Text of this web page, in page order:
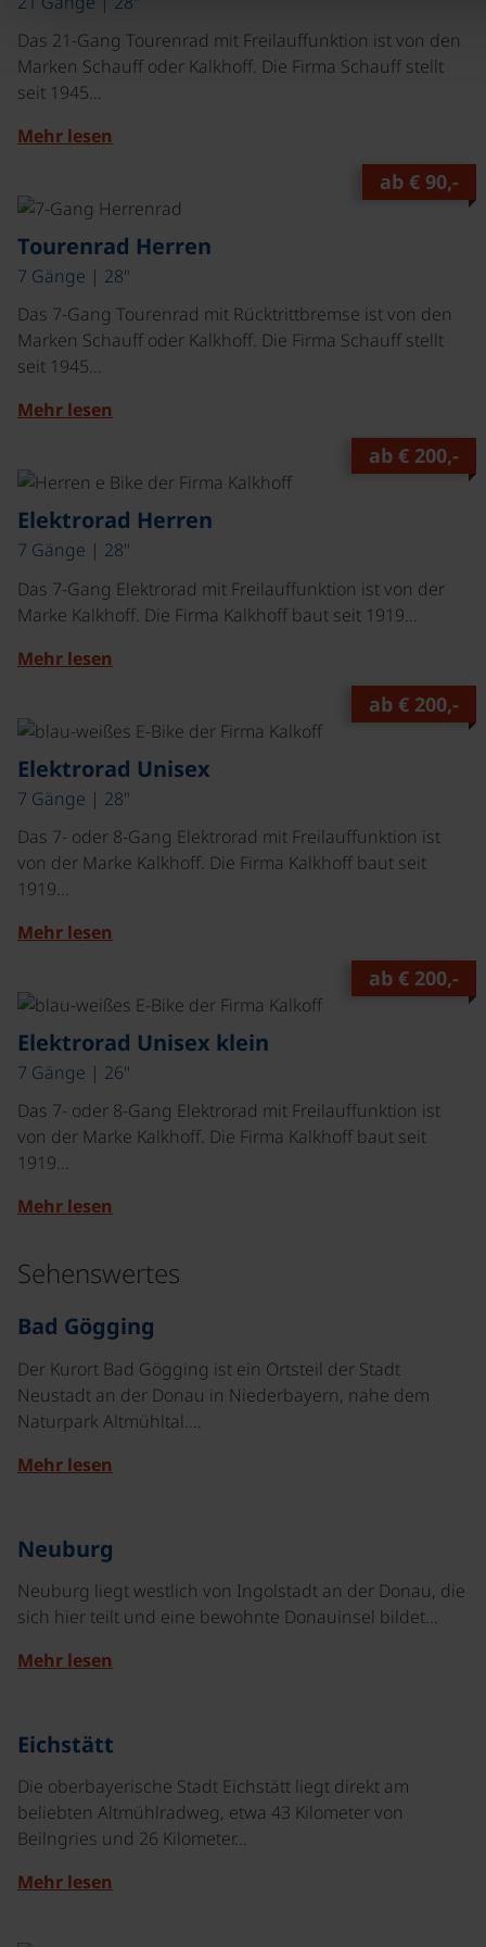
Das 21-Gang Tourenrad mit Freilauffunktion ist von den
Marken Schauff oder Kalkhoff. Die Firma Schauff stellt
seit 1945…
Mehr lesen
ab € 90,-
Tourenrad Herren
7 Gänge | 28"
Das 7-Gang Tourenrad mit Rücktrittbremse ist von den
Marken Schauff oder Kalkhoff. Die Firma Schauff stellt
seit 1945…
Mehr lesen
ab € 200,-
Elektrorad Herren
7 Gänge | 28"
Das 7-Gang Elektrorad mit Freilauffunktion ist von der
Marke Kalkhoff. Die Firma Kalkhoff baut seit 1919…
Mehr lesen
ab € 200,-
Elektrorad Unisex
7 Gänge | 28"
Das 7- oder 8-Gang Elektrorad mit Freilauffunktion ist
von der Marke Kalkhoff. Die Firma Kalkhoff baut seit
1919…
Mehr lesen
ab € 200,-
Elektrorad Unisex klein
7 Gänge | 26"
Das 7- oder 8-Gang Elektrorad mit Freilauffunktion ist
von der Marke Kalkhoff. Die Firma Kalkhoff baut seit
1919…
Mehr lesen
Sehenswertes
Bad Gögging
Der Kurort Bad Gögging ist ein Ortsteil der Stadt
Neustadt an der Donau in Niederbayern, nahe dem
Naturpark Altmühltal.…
Mehr lesen
Neuburg
Neuburg liegt westlich von Ingolstadt an der Donau, die
sich hier teilt und eine bewohnte Donauinsel bildet…
Mehr lesen
Eichstätt
Die oberbayerische Stadt Eichstätt liegt direkt am
beliebten Altmühlradweg, etwa 43 Kilometer von
Beilngries und 26 Kilometer…
Mehr lesen